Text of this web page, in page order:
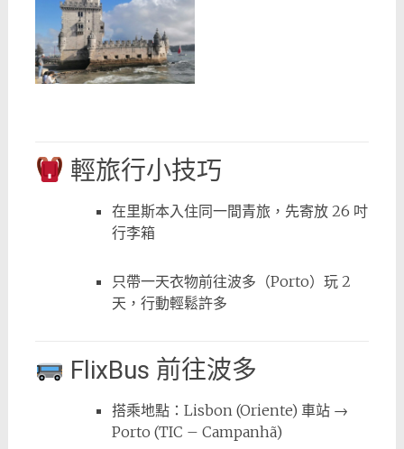
輕旅行小技巧
在里斯本入住同一間青旅，先寄放 26 吋
行李箱
只帶一天衣物前往波多（Porto）玩 2
天，行動輕鬆許多
FlixBus 前往波多
搭乘地點：Lisbon (Oriente) 車站 →
Porto (TIC – Campanhã)